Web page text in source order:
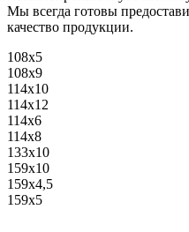
Мы всегда готовы
качество продукции.
108х5
108х9
114х10
114х12
114х6
114х8
133х10
159х10
159х4,5
159х5